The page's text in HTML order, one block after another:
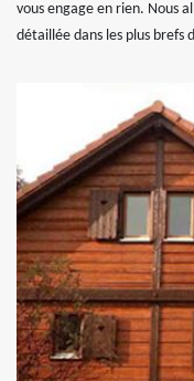
vous engage en rien. Nous
détaillée dans les plus brefs